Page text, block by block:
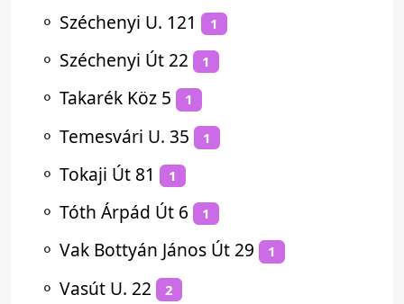
⚬ Széchenyi U. 121 1
⚬ Széchenyi Út 22 1
⚬ Takarék Köz 5 1
⚬ Temesvári U. 35 1
⚬ Tokaji Út 81 1
⚬ Tóth Árpád Út 6 1
⚬ Vak Bottyán János Út 29 1
⚬ Vasút U. 22 2